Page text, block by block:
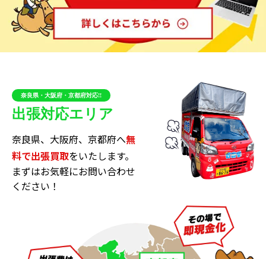
あっても状態が良く、希少価値の高いものはプレミア価
格で取引され続けています。このように高級家具製品は
中古市場で活発に流通します。使わずに自宅に保存して
－査定のポイント
高級家具の査定を高くするためには次のポイント
が重要です。
目立つキズや汚れがあると査定がダウンします
付属品に欠品があると査定がダウンします
奈良県・大阪府・京都府対応!!
出張対応エリア
奈良県、大阪府、京都府へ無
料で出張買取をいたします。
まずはお気軽にお問い合わせ
ください！